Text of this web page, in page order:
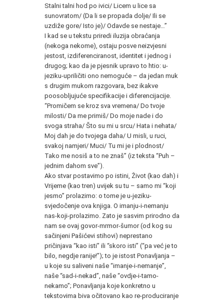
Stalni talni hod po ivici/ Licem u lice sa
sunovratom/ (Da li se propada dolje/ Ili se
uzdiže gore/ Isto je)/ Odavde se nestaje…”
I kad se u tekstu priredi iluzija obraćanja
(nekoga nekome), ostaju posve neizvjesni
jestost, izdiferenciranost, identitet i jednog i
drugog; kao da je pjesnik upravo to htio: u-
jeziku-upriličiti ono nemoguće – da jedan muk
s drugim mukom razgovara, bez ikakve
poosobljujuće specifikacije i diferencijacije.
“Promičem se kroz sva vremena/ Do tvoje
milosti/ Da me primiš/ Do moje nade i do
svoga straha/ Što su mi u srcu/ Hata i nehata/
Moj dah je do tvojega daha/ U misli, u ruci,
svakoj namjeri/ Muci/ Tu mi je i plodnost/
Tako me nosiš a to ne znaš” (iz teksta “Puh –
jednim dahom sve”).
Ako stvar postavimo po istini, Život (kao dah) i
Vrijeme (kao tren) uvijek su tu – samo mi “koji
jesmo” prolazimo: o tome je u-jeziku-
svjedočenje ova knjiga. O imanju-i-nemanju
nas-koji-prolazimo. Zato je sasvim prirodno da
nam se ovaj govor-mrmor-šumor (od kog su
sačinjeni Pašićevi stihovi) neprestano
pričinjava “kao isti” ili “skoro isti” (“pa već je to
bilo, negdje ranije!”); to je istost Ponavljanja –
u koje su saliveni naše “imanje-i-nemanje”,
naše “sad-i-nekad”, naše “ovdje-i-tamo-
nekamo”; Ponavljanja koje konkretno u
tekstovima biva očitovano kao re-produciranje